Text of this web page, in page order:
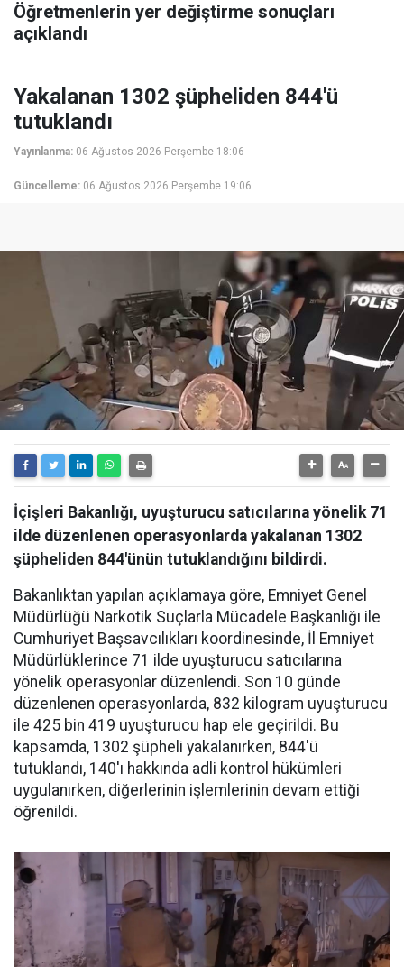
Öğretmenlerin yer değiştirme sonuçları
açıklandı
Yakalanan 1302 şüpheliden 844'ü
tutuklandı
Yayınlanma: 06 Ağustos 2026 Perşembe 18:06
Güncelleme: 06 Ağustos 2026 Perşembe 19:06
İçişleri Bakanlığı, uyuşturucu satıcılarına yönelik 71
ilde düzenlenen operasyonlarda yakalanan 1302
şüpheliden 844'ünün tutuklandığını bildirdi.
Bakanlıktan yapılan açıklamaya göre, Emniyet Genel
Müdürlüğü Narkotik Suçlarla Mücadele Başkanlığı ile
Cumhuriyet Başsavcılıkları koordinesinde, İl Emniyet
Müdürlüklerince 71 ilde uyuşturucu satıcılarına
yönelik operasyonlar düzenlendi. Son 10 günde
düzenlenen operasyonlarda, 832 kilogram uyuşturucu
ile 425 bin 419 uyuşturucu hap ele geçirildi. Bu
kapsamda, 1302 şüpheli yakalanırken, 844'ü
tutuklandı, 140'ı hakkında adli kontrol hükümleri
uygulanırken, diğerlerinin işlemlerinin devam ettiği
öğrenildi.